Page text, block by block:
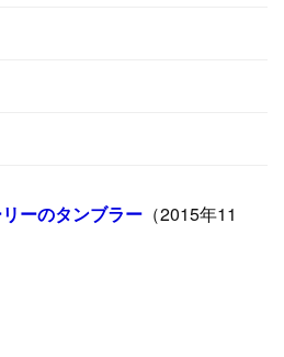
ーのタンブラー （2015年11